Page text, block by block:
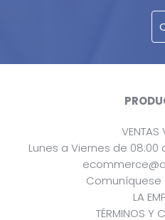
VENTAS
Lunes a Viernes de 08:00
Comuníquese
LA
TÉRMINOS Y